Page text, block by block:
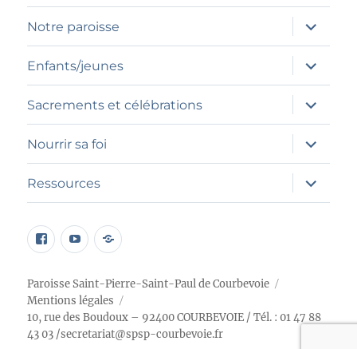
Notre paroisse
ouvrir
le
sous-
menu
Enfants/jeunes
ouvrir
le
sous-
menu
Sacrements et célébrations
ouvrir
le
sous-
menu
Nourrir sa foi
ouvrir
le
sous-
menu
Ressources
ouvrir
le
sous-
page Élément
menu
Programme
chœur
Paroisse Saint-Pierre-Saint-Paul de Courbevoie
Mentions légales
10, rue des Boudoux – 92400 COURBEVOIE / Tél. : 01 47 88
43 03 /secretariat@spsp-courbevoie.fr